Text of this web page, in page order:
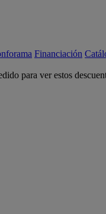
Financiación
para ver estos